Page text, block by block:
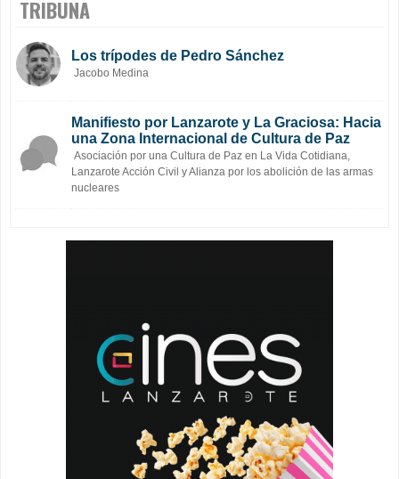
TRIBUNA
Los trípodes de Pedro Sánchez
Jacobo Medina
Manifiesto por Lanzarote y La Graciosa: Hacia
una Zona Internacional de Cultura de Paz
Asociación por una Cultura de Paz en La Vida Cotidiana,
Lanzarote Acción Civil y Alianza por los abolición de las armas
nucleares